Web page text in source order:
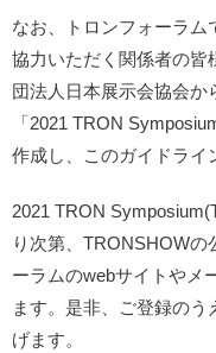
なお、トロンフォーラ
協力いただく関係者の皆
団法人日本展示会協会か
「2021 TRON
作成し、このガイドライ
2021 TRON
り次第、TRONSHOWの
ーラムのwebサイトやメ
ます。是非、ご登録の
げます。